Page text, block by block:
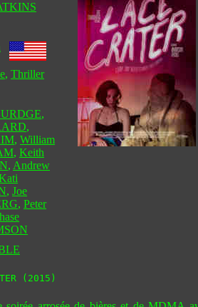
, Thriller
,
,
, William
, Keith
, Andrew
, Joe
, Peter
(2015)